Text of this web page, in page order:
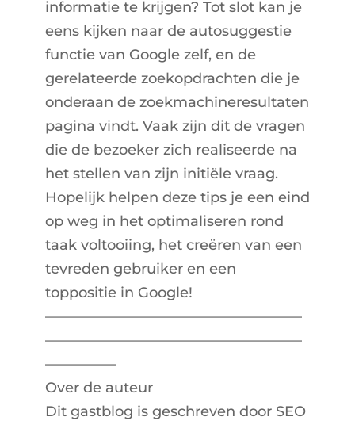
informatie te krijgen? Tot slot kan je
eens kijken naar de autosuggestie
functie van Google zelf, en de
gerelateerde zoekopdrachten die je
onderaan de zoekmachineresultaten
pagina vindt. Vaak zijn dit de vragen
die de bezoeker zich realiseerde na
het stellen van zijn initiële vraag.
Hopelijk helpen deze tips je een eind
op weg in het optimaliseren rond
taak voltooiing, het creëren van een
tevreden gebruiker en een
toppositie in Google!
——————————————————
——————————————————
—————
Over de auteur
Dit gastblog is geschreven door SEO